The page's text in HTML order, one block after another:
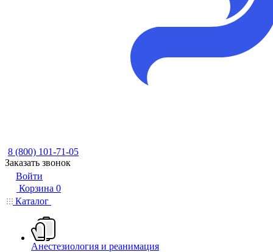
8 (800) 101-71-05
Заказать звонок
Войти
Корзина 0
Каталог
Анестезиология и реанимация